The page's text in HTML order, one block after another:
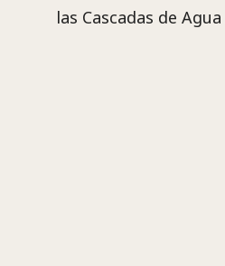
las Cascadas de